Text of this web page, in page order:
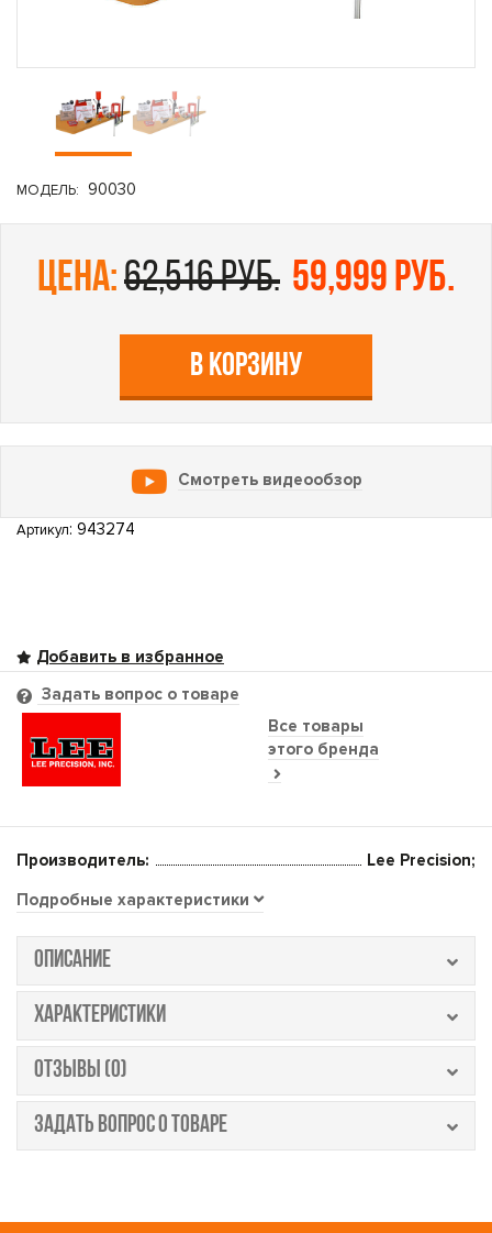
МОДЕЛЬ: 90030
цена:62,516 руб. 59,999 руб.
В КОРЗИНУ
Смотреть видеообзор
Артикул: 943274
Все товары
этого бренда
Задать вопрос о товаре
Производитель:
Lee Precision;
Подробные характеристики
ОПИСАНИЕ
ХАРАКТЕРИСТИКИ
ОТЗЫВЫ (0)
ЗАДАТЬ ВОПРОС О ТОВАРЕ